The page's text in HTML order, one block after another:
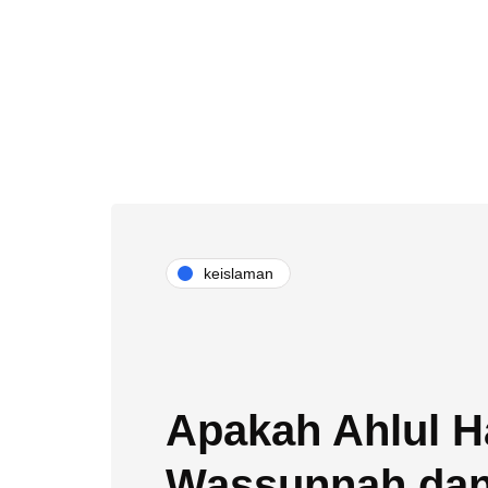
keislaman
Apakah Ahlul